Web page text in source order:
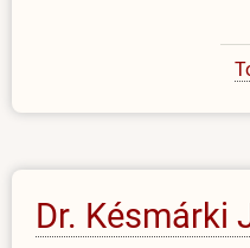
Dr. Késmárki